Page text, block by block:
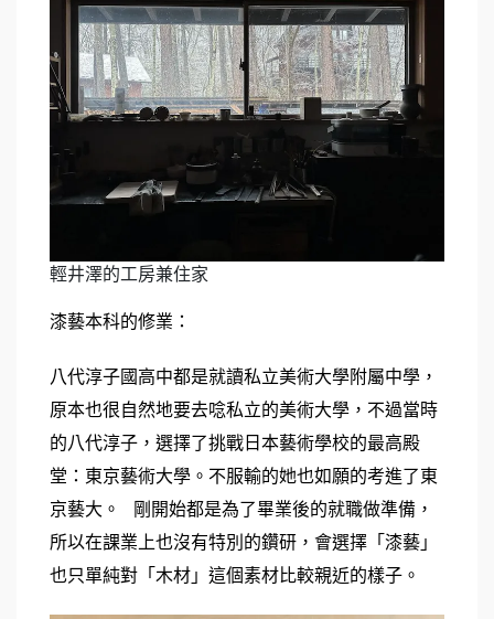
輕井澤的工房兼住家
漆藝本科的修業：
八代淳子國高中都是就讀私立美術大學附屬中學，
原本也很自然地要去唸私立的美術大學，不過當時
的八代淳子，選擇了挑戰日本藝術學校的最高殿
堂：東京藝術大學。不服輸的她也如願的考進了東
京藝大。   剛開始都是為了畢業後的就職做準備，
所以在課業上也沒有特別的鑽研，會選擇「漆藝」
也只單純對「木材」這個素材比較親近的樣子。